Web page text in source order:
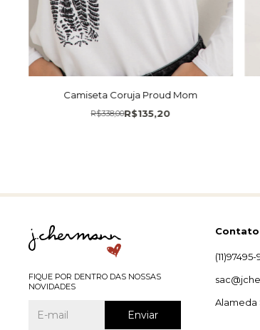
Camiseta Coruja Proud Mom
R$135,20
R$338,00
FIQUE POR DENTRO DAS NOSSAS
NOVIDADES
Contato
(11)97495-
Alameda